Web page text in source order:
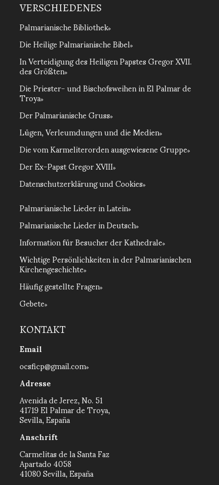
VERSCHIEDENES
Palmarianische Bibliothek
Die Heilige Palmarianische Bibel
In Verteidigung des Heiligen Papstes Gregor XVII.
des Größten
Die Priester- und Bischofsweihen in El Palmar de
Troya
Der Palmarianische Gruss
Lügen, Verleumdungen und die Medien
Die vom Karmeliterorden ausgewiesene Gruppe
Der Ex-Papst Gregor XVIII
Datenschutzerklärung und Cookies
Palmarianische Lieder in Latein
Palmarianische Lieder in Deutsch
Information für Besucher der Kathedrale
Wichtige Persönlichkeiten in der Palmarianischen
Kirchengeschichte
Häufig gestellte Fragen
Gebete
KONTAKT
Email
ocsficp@gmail.com
Adresse
Avenida de Jerez, No. 51
41719 El Palmar de Troya,
Sevilla, España
Anschrift
Carmelitas de la Santa Faz
Apartado 4058
41080 Sevilla, España